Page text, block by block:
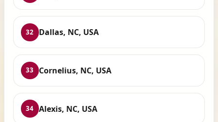
32 Dallas, NC, USA
33 Cornelius, NC, USA
34 Alexis, NC, USA